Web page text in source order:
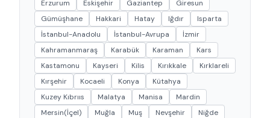
Erzurum
Eskişehir Gaziantep
Giresun
Gümüşhane
Hakkari Hatay Iğdır
Isparta
İstanbul-Anadolu
İstanbul-Avrupa
İzmir
Kahramanmaraş
Karabük Karaman
Kars
Kastamonu
Kayseri Kilis Kırıkkale
Kırklareli
Kırşehir
Kocaeli Konya
Kütahya
Kuzey Kıbrııs
Malatya Manisa
Mardin
Mersin(İçel)
Muğla Muş Nevşehir
Niğde